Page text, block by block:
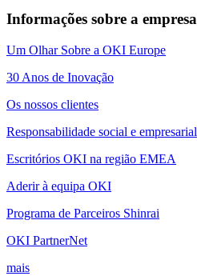
Informações sobre a empresa
Um Olhar Sobre a OKI Europe
30 Anos de Inovação
Os nossos clientes
Responsabilidade social e empresarial
Escritórios OKI na região EMEA
Aderir à equipa OKI
Programa de Parceiros Shinrai
OKI PartnerNet
mais